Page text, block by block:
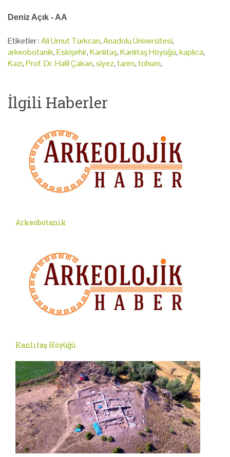
Deniz Açık - AA
Etiketler :Ali Umut Türkcan,Anadolu Üniversitesi,
arkeobotanik,Eskişehir,Kanlıtaş,Kanlıtaş Höyüğü,kaplıca,
Kazı,Prof. Dr. Halil Çakan,siyez,tarım,tohum,
İlgili Haberler
Arkeobotanik
Kanlıtaş Höyüğü